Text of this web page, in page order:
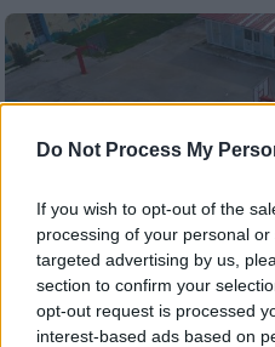
Do Not Process My
If you wish to opt-out of the
processing of your personal
targeted advertising by us,
section to confirm your
opt-out request is processed
interest-based ads based on